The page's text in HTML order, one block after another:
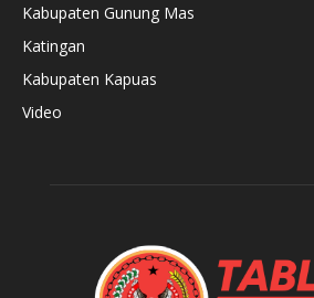
Kabupaten Gunung Mas
Katingan
Kabupaten Kapuas
Video